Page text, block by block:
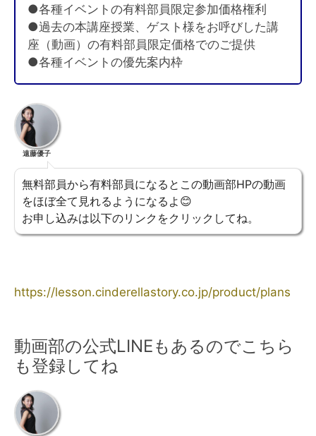
●各種イベントの有料部員限定参加価格権利
●過去の本講座授業、ゲスト様をお呼びした講
座（動画）の有料部員限定価格でのご提供
●各種イベントの優先案内枠
遠藤優子
無料部員から有料部員になるとこの動画部HPの動画
をほぼ全て見れるようになるよ😊
お申し込みは以下のリンクをクリックしてね。
https://lesson.cinderellastory.co.jp/product/plans
動画部の公式LINEもあるのでこちら
も登録してね